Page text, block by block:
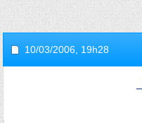
10/03/2006, 19h28